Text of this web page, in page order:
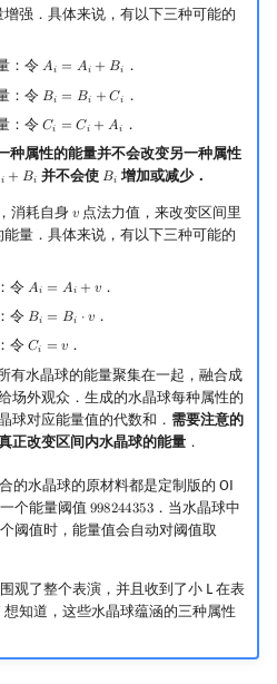
强．具体来说，有以下三种可能的
：令 𝐴𝑖 = 𝐴𝑖 + 𝐵𝑖
Ai= Ai +Bi
．
：令 𝐵𝑖 = 𝐵𝑖 +𝐶𝑖
Bi= Bi +Ci
．
：令 𝐶𝑖 = 𝐶𝑖 + 𝐴𝑖
Ci= Ci +Ai
．
种属性的能量并不会改变另一种属性
𝑖 + 𝐵𝑖
i 并不会使 𝐵𝑖
Bi 增加或减少．
消耗自身 𝑣
v点法力值，来改变区间里
量．具体来说，有以下三种可能的
令 𝐴𝑖 = 𝐴𝑖 + 𝑣
Ai= Ai +v
．
令 𝐵𝑖 = 𝐵𝑖 ⋅𝑣
Bi= Bi ⋅v
．
令 𝐶𝑖 = 𝑣
Ci= v
．
有水晶球的能量聚集在一起，融合成
场外观众．生成的水晶球每种属性的
球对应能量值的代数和． 需要注意的
正改变区间内水晶球的能量．
的水晶球的原材料都是定制版的 OI
个能量阈值 998244353
998244353 ．当水晶球中
阈值时，能量值会自动对阈值取
观了整个表演，并且收到了小 L 在表
知道，这些水晶球蕴涵的三种属性